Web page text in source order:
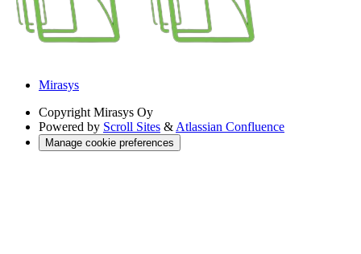
Mirasys
Copyright Mirasys Oy
Powered by Scroll Sites & Atlassian Confluence
Manage cookie preferences